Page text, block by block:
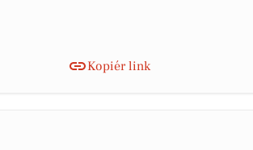
Kopiér link